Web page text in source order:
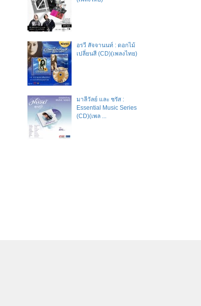
อรวี สัจจานนท์ : ดอกไม้
เปลี่ยนสี (CD)(เพลงไทย)
มาลีวัลย์​ และ​ ชรัส​ :
Essential Music Series
(CD)(เพล ...